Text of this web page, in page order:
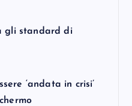
gli standard di
‘andata in crisi’